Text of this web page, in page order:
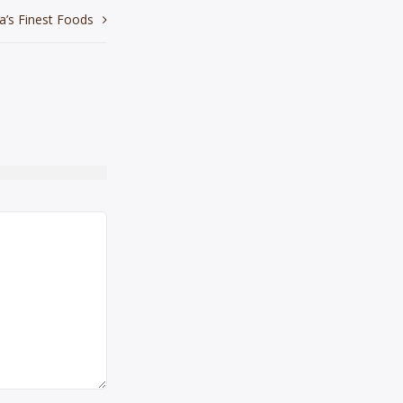
Finest Foods